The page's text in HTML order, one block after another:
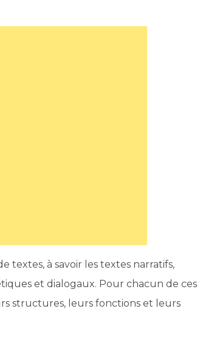
textes, à savoir les textes narratifs,
et dialogaux. Pour chacun de ces
structures, leurs fonctions et leurs